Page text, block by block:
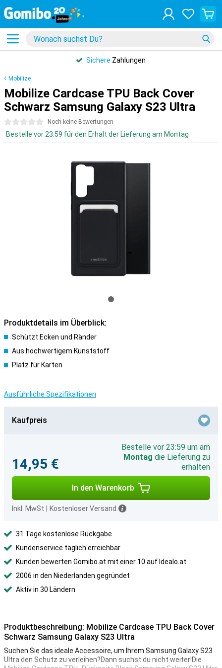
Sichere Zahlungen
Mobilize
Mobilize Cardcase TPU Back Cover
Schwarz Samsung Galaxy S23 Ultra
0 Sterne Noch keine Bewertungen
Bestelle vor 23:59 für den Erhalt der Lieferung am Montag
Produktdetails im Überblick:
Schützt Ecken und Ränder
Aus hochwertigem Kunststoff
Platz für Karten
Ausführliche Spezifikationen
Kaufpreis
14,95 €
Bestelle vor 23:59 um am
Montag die Lieferung zu
erhalten
In den Warenkorb
Inkl. MwSt Kostenloser Versand
31 Tage kostenlose Rückgabe
Kundenservice täglich erreichbar
Kunden bewerten Gomibo.at mit einer 10 auf Idealo.at
2006 in den Niederlanden gegründet
Aktiv in 30 Ländern
Produktbeschreibung: Mobilize Cardcase TPU Back Cover
Schwarz Samsung Galaxy S23 Ultra
Suchen Sie das ideale Accessoire, um Ihrem Samsung Galaxy S23
Ultra den Schutz zu verleihen?Dann suchst du nicht weiter!Die